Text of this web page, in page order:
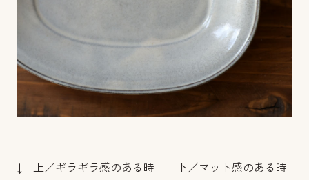
↓ 上／ギラギラ感のある時 下／マット感のある時